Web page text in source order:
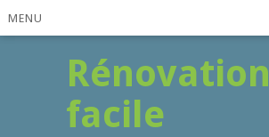
MENU
Rénovation
facile